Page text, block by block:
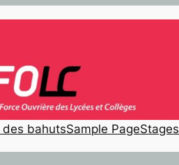
des bahutsSample Page